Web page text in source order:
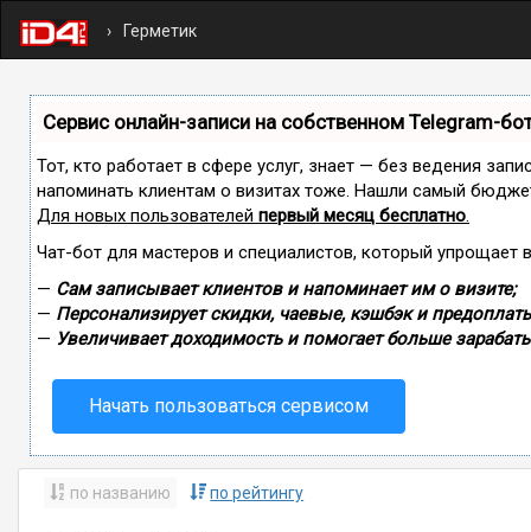
Герметик
Сервис онлайн-записи на собственном Telegram-
Тот, кто работает в сфере услуг, знает — без ведения
напоминать клиентам о визитах тоже. Нашли самый
Для новых пользователей первый месяц бесплатно.
Чат-бот для мастеров и специалистов, который упрощает
— Сам записывает клиентов и напоминает им о визите;
— Персонализирует скидки, чаевые, кэшбэк и
— Увеличивает доходимость и помогает больше
Начать пользоваться сервисом
по названию по рейтингу